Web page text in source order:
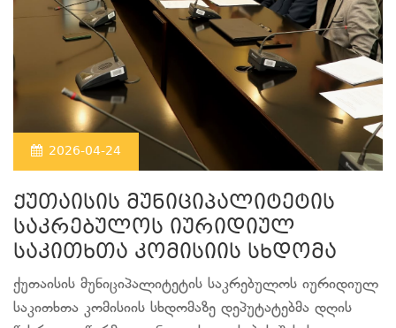
2026-04-24
ქუთაისის მუნიციპალიტეტის
საკრებულოს იურიდიულ
საკითხთა კომისიის სხდომა
ქუთაისის მუნიციპალიტეტის საკრებულოს იურიდიულ
საკითხთა კომისიის სხდომაზე დეპუტატებმა დღის